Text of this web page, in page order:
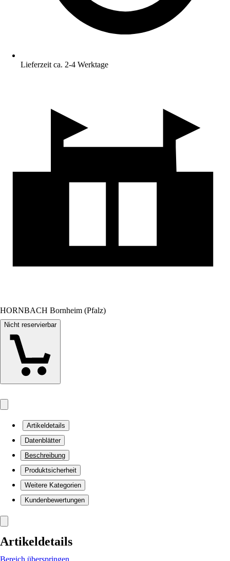
Lieferzeit ca. 2-4 Werktage
HORNBACH Bornheim (Pfalz)
Nicht reservierbar
Artikeldetails
Datenblätter
Beschreibung
Produktsicherheit
Weitere Kategorien
Kundenbewertungen
Artikeldetails
Bereich überspringen